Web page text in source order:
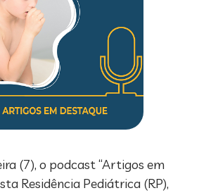
(7), o podcast “Artigos em
Residência Pediátrica (RP),